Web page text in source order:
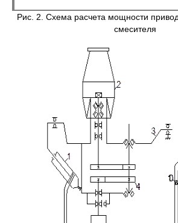
Рис. 2. Схема расчета мощности
смесителя